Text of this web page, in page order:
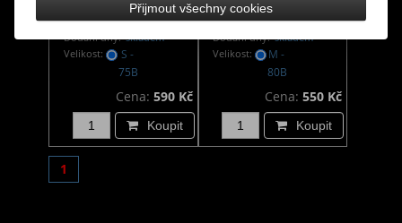
řetízky
Dodání dny:skladem
Velikost:
S -
75B
Cena: 590 Kč
Koupit
dlouhými hroty
Dodání dny:skladem
Velikost:
M -
80B
Cena:550 Kč
Koupit
1
Přijmout všechny cookies